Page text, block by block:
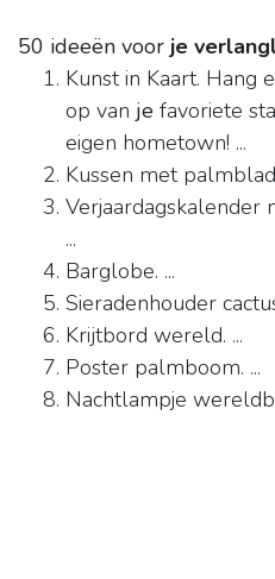
50 ideeën voor je
Kunst in Kaart. Hang
op van je favoriete
eigen hometown! ...
Kussen met
Verjaardagskalender
...
Barglobe. ...
Sieradenhouder
Krijtbord wereld. ...
Poster palmboom. ...
Nachtlampje